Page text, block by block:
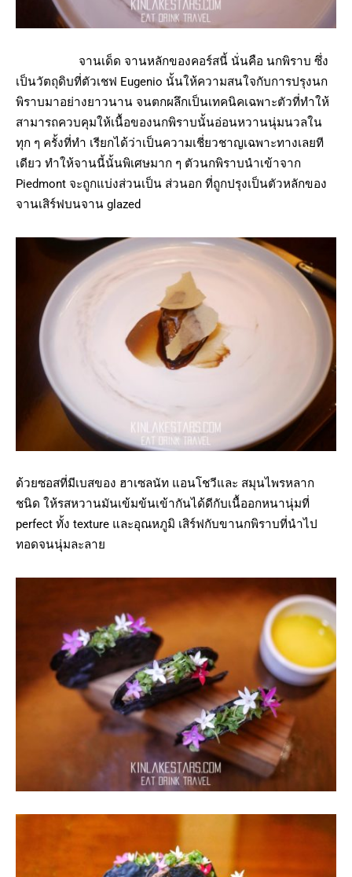
จานเด็ด จานหลักของคอร์สนี้ นั่นคือ นกพิราบ ซึ่ง
เป็นวัตถุดิบที่ตัวเชฟ Eugenio นั้นให้ความสนใจกับการปรุงนก
พิราบมาอย่างยาวนาน จนตกผลึกเป็นเทคนิคเฉพาะตัวที่ทำให้
สามารถควบคุมให้เนื้อของนกพิราบนั้นอ่อนหวานนุ่มนวลใน
ทุก ๆ ครั้งที่ทำ เรียกได้ว่าเป็นความเชี่ยวชาญเฉพาะทางเลยที
เดียว ทำให้จานนี้นั้นพิเศษมาก ๆ ตัวนกพิราบนำเข้าจาก
Piedmont จะถูกแบ่งส่วนเป็น ส่วนอก ที่ถูกปรุงเป็นตัวหลักของ
จานเสิร์ฟบนจาน glazed
ด้วยซอสที่มีเบสของ ฮาเซลนัท แอนโชวีและ สมุนไพรหลาก
ชนิด ให้รสหวานมันเข้มข้นเข้ากันได้ดีกับเนื้ออกหนานุ่มที่
perfect ทั้ง texture และอุณหภูมิ เสิร์ฟกับขานกพิราบที่นำไป
ทอดจนนุ่มละลาย